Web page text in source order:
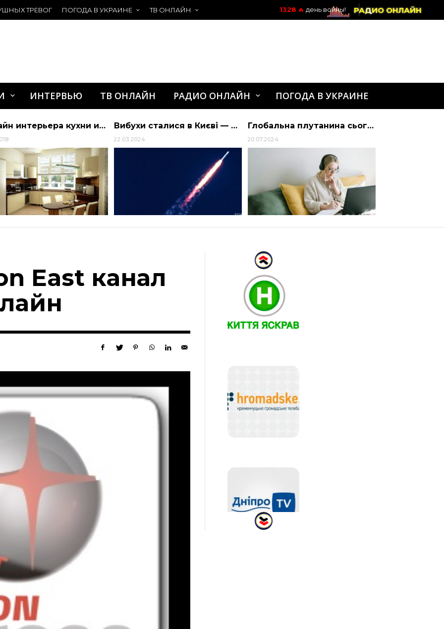
ТРЕВОГ ПОГОДА В УКРАИНЕ ТВ ОНЛАЙН РАДИО ОНЛАЙН
1328 🔥день войны!
ИНТЕРВЬЮ ТВ ОНЛАЙН РАДИО ОНЛАЙН ПОГОДА В УКРАИНЕ
Дизайн интерьера кухни и зоны сна Вибухи сталися в Києві — Київ
22.03.2024
Глобальна плутанина сьогодні – рекомендації українцям – Україна
20.07.2024
East канал